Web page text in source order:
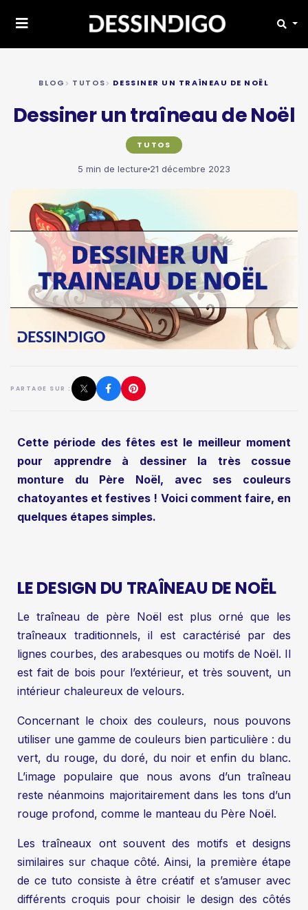
BLOG TUTOS DESSINER UN TRAÎNEAU DE NOËL
Dessiner un traîneau de Noël
TUTOS
5 min de lecture 21 décembre 2023
PARTAGE SUR :
Cette période des fêtes est le meilleur moment
pour apprendre à dessiner la très cossue
monture du Père Noël, avec ses couleurs
chatoyantes et festives ! Voici comment faire, en
quelques étapes simples.
LE DESIGN DU TRAÎNEAU DE NOËL
Le traîneau de père Noël est plus orné que les
traîneaux traditionnels, il est caractérisé par des
lignes courbes, des arabesques ou motifs de Noël. Il
est fait de bois pour l’extérieur, et très souvent, un
intérieur chaleureux de velours.
Concernant le choix des couleurs, nous pouvons
utiliser une gamme de couleurs bien particulière : du
vert, du rouge, du doré, du noir et enfin du blanc.
L’image populaire que nous avons d’un traîneau
reste néanmoins majoritairement dans les tons d’un
rouge profond, comme le manteau du Père Noël.
Les traîneaux ont souvent des motifs et designs
similaires sur chaque côté. Ainsi, la première étape
de ce tuto consiste à être créatif et s’amuser avec
différents croquis pour choisir le design des côtés